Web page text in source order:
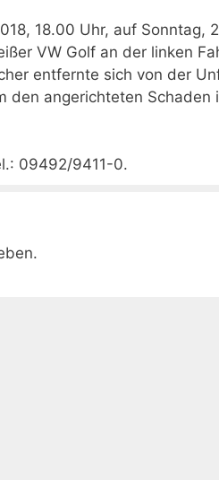
18.00 Uhr, auf Sonntag,
VW Golf an der linken
entfernte sich von der
den angerichteten Schaden
09492/9411-0.